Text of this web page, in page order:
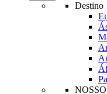
Destino